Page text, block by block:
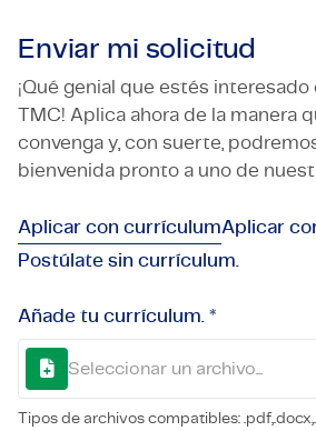
Enviar mi solicitud
¡Qué genial que estés interesado
TMC! Aplica ahora de la manera
convenga y, con suerte,
bienvenida pronto a uno de
Aplicar con currículumAplicar
Postúlate sin currículum.
Añade tu currículum. *
Seleccionar un archivo...
Tipos de archivos compatibles: